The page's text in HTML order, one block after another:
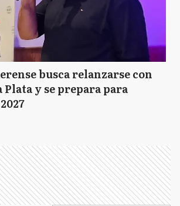
busca relanzarse con
Plata y se prepara para